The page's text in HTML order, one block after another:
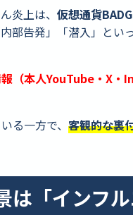
炎上は、 仮想通貨
部告発」「潜入」とい
（本人YouTube・X
る一方で、 客観的な裏
は「インフ